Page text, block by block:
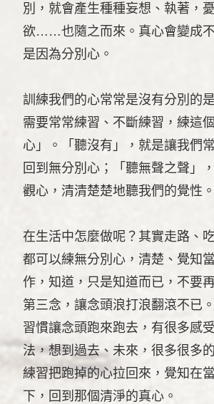
別，就會產生種種妄想、執著，
欲……也隨之而來。真心會變成
是因為分別心。
訓練我們的心常常是沒有分別的
需要常常練習、不斷練習，練這
心」。「聽沒有」，就是讓我們
回到無分別心；「聽無聲之聲」
觀心，清清楚楚地聽我們的覺性。
在生活中怎麼做呢？其實走路、
都可以練無分別心，清楚、覺知
作，知道，只是知道而已，不要
第三念，讓念頭浪打浪翻滾不已
習慣讓念頭跑來跑去，有很多感
法，想到過去、未來，很多很多
練習把跑掉的心拉回來，覺知在
下，回到那個清淨的真心。